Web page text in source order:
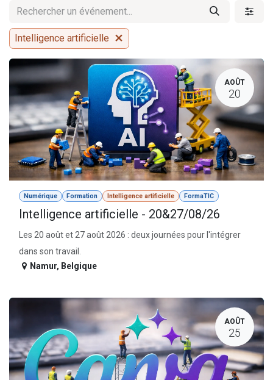
Intelligence artificielle
AOÛT
20
Numérique Formation Intelligence artificielle FormaTIC
Intelligence artificielle - 20&27/08/26
Les 20 août et 27 août 2026 : deux journées pour l'intégrer
dans son travail.
Namur, Belgique
AOÛT
25